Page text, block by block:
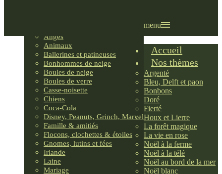
Anges
Animaux
Ballerines et patineuses
Bonhommes de neige
Boules de neige
Boules de verre
Casse-noisette
Chiens
Coca-Cola
Disney, Peanuts, Grinch, Marvel
Famille & amitiés
Flocons, clochettes & étoiles
Gnomes, lutins et fées
Irlande
Laine
Mariage
menu
Accueil
Nos thèmes
Argenté
Bleu, Delft et paon
Bonbons
Doré
Fierté
Houx et Lierre
La forêt magique
La vie en rose
Noël à la ferme
Noël à la télé
Noël au bord de la mer
Noël blanc